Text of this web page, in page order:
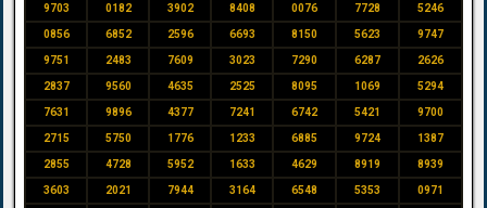
9703 0182 3902 8408 0076 7728 5246
0856 6852 2596 6693 8150 5623 9747
9751 2483 7609 3023 7290 6287 2626
2837 9560 4635 2525 8095 1069 5294
7631 9896 4377 7241 6742 5421 9700
2715 5750 1776 1233 6885 9724 1387
2855 4728 5952 1633 4629 8919 8939
3603 2021 7944 3164 6548 5353 0971